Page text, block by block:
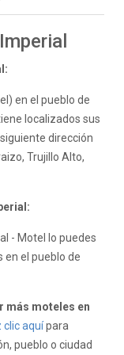
en el pueblo de
localizados sus
dirección
Trujillo Alto,
- Motel lo puedes
en el pueblo de
más moteles en
clic aquípara
pueblo o ciudad